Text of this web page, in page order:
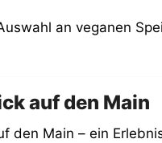
an veganen
auf den Main
den Main – ein